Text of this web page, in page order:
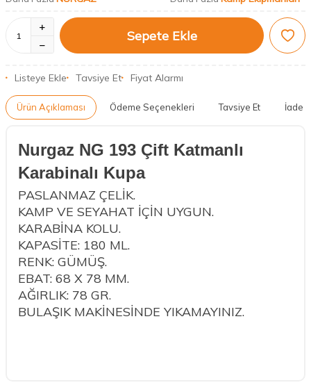
Sepete Ekle
Listeye Ekle Tavsiye Et Fiyat Alarmı
Ürün Açıklaması Ödeme Seçenekleri Tavsiye Et İade
Nurgaz NG 193 Çift Katmanlı
Karabinalı Kupa
PASLANMAZ ÇELİK.
KAMP VE SEYAHAT İÇİN UYGUN.
KARABİNA KOLU.
KAPASİTE: 180 ML.
RENK: GÜMÜŞ.
EBAT: 68 X 78 MM.
AĞIRLIK: 78 GR.
BULAŞIK MAKİNESİNDE YIKAMAYINIZ.